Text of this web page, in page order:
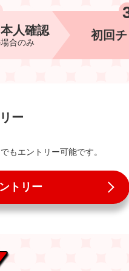
本人確認
場合のみ
初回
ー
もエントリー可能です。
トリー